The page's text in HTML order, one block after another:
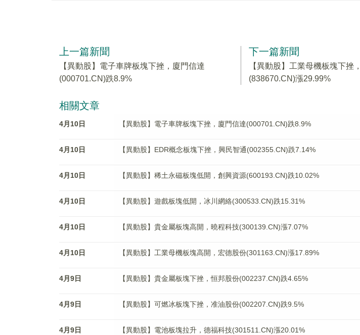
上一篇新聞
【異動股】電子車牌板塊下挫，廈門信達
(000701.CN)跌8.9%
下一篇新聞
【異動股】工業母機板塊下挫
(838670.CN)漲29.99%
相關文章
4月10日 【異動股】電子車牌板塊下挫，廈門信達(000701.CN)跌8.9%
4月10日 【異動股】EDR概念板塊下挫，興民智通(002355.CN)跌7.14%
4月10日 【異動股】稀土永磁板塊低開，創興資源(600193.CN)跌10.02%
4月10日 【異動股】遊戲板塊低開，冰川網絡(300533.CN)跌15.31%
4月10日 【異動股】貴金屬板塊高開，曉程科技(300139.CN)漲7.07%
4月10日 【異動股】工業母機板塊高開，宏德股份(301163.CN)漲17.89%
4月9日 【異動股】貴金屬板塊下挫，恒邦股份(002237.CN)跌4.65%
4月9日 【異動股】可燃冰板塊下挫，准油股份(002207.CN)跌9.5%
4月9日 【異動股】電池板塊拉升，德福科技(301511.CN)漲20.01%